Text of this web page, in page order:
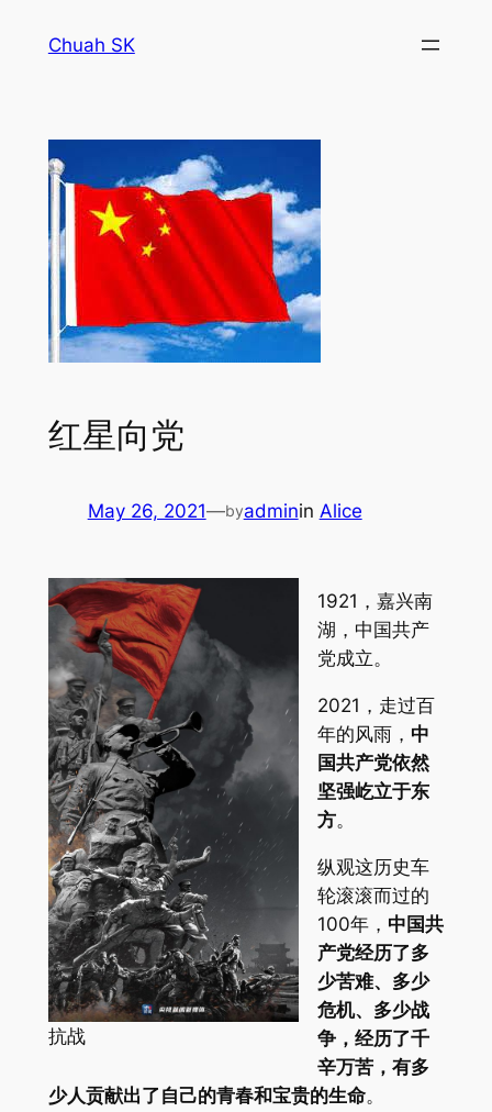
Chuah SK
红星向党
May 26, 2021—byadminin Alice
抗战
1921，嘉兴南
湖，中国共产
党成立。
2021，走过百
年的风雨， 中
国共产党依然
坚强屹立于东
方。
纵观这历史车
轮滚滚而过的
100年， 中国共
产党经历了多
少苦难、多少
危机、多少战
争，经历了千
辛万苦，有多
少人贡献出了自己的青春和宝贵的生命。